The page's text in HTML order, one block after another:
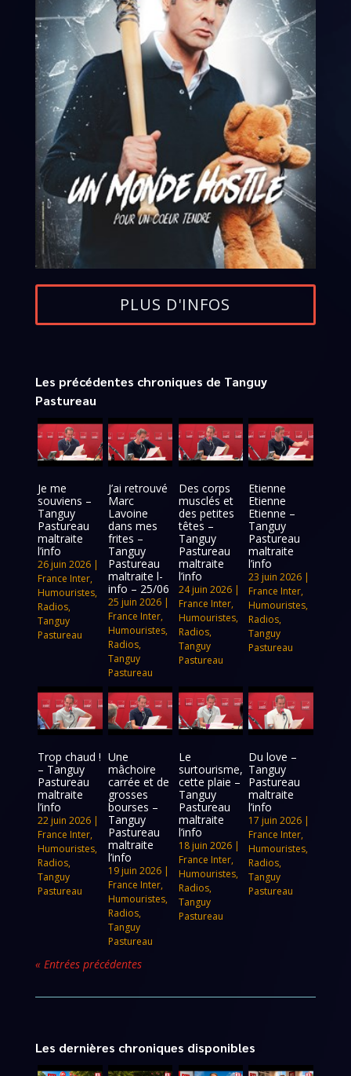
PLUS D'INFOS
Les précédentes chroniques de Tanguy
Pastureau
Je me
souviens –
Tanguy
Pastureau
maltraite
l’info
26 juin 2026 |
France Inter,
Humouristes,
Radios,
Tanguy
Pastureau
J’ai retrouvé
Marc
Lavoine
dans mes
frites –
Tanguy
Pastureau
maltraite l-
info – 25/06
25 juin 2026|
France Inter,
Humouristes,
Radios,
Tanguy
Pastureau
Des corps
musclés et
des petites
têtes –
Tanguy
Pastureau
maltraite
l’info
24 juin 2026|
France Inter,
Humouristes,
Radios,
Tanguy
Pastureau
Etienne
Etienne
Etienne –
Tanguy
Pastureau
maltraite
l’info
23 juin 2026 |
France Inter,
Humouristes,
Radios,
Tanguy
Pastureau
Trop chaud !
– Tanguy
Pastureau
maltraite
l’info
22 juin 2026 |
France Inter,
Humouristes,
Radios,
Tanguy
Pastureau
Une
mâchoire
carrée et de
grosses
bourses –
Tanguy
Pastureau
maltraite
l’info
19 juin 2026|
France Inter,
Humouristes,
Radios,
Tanguy
Pastureau
Le
surtourisme,
cette plaie –
Tanguy
Pastureau
maltraite
l’info
18 juin 2026|
France Inter,
Humouristes,
Radios,
Tanguy
Pastureau
Du love –
Tanguy
Pastureau
maltraite
l’info
17 juin 2026 |
France Inter,
Humouristes,
Radios,
Tanguy
Pastureau
« Entrées précédentes
Les dernières chroniques disponibles